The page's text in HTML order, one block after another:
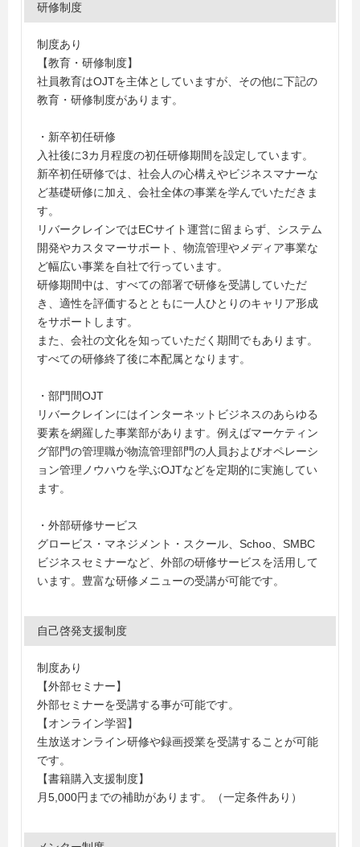
研修制度
制度あり
【教育・研修制度】
社員教育はOJTを主体としていますが、その他に下記の
教育・研修制度があります。
・新卒初任研修
入社後に3カ月程度の初任研修期間を設定しています。
新卒初任研修では、社会人の心構えやビジネスマナーな
ど基礎研修に加え、会社全体の事業を学んでいただきま
す。
リバークレインではECサイト運営に留まらず、システム
開発やカスタマーサポート、物流管理やメディア事業な
ど幅広い事業を自社で行っています。
研修期間中は、すべての部署で研修を受講していただ
き、適性を評価するとともに一人ひとりのキャリア形成
をサポートします。
また、会社の文化を知っていただく期間でもあります。
すべての研修終了後に本配属となります。
・部門間OJT
リバークレインにはインターネットビジネスのあらゆる
要素を網羅した事業部があります。例えばマーケティン
グ部門の管理職が物流管理部門の人員およびオペレーシ
ョン管理ノウハウを学ぶOJTなどを定期的に実施してい
ます。
・外部研修サービス
グロービス・マネジメント・スクール、Schoo、SMBC
ビジネスセミナーなど、外部の研修サービスを活用して
います。豊富な研修メニューの受講が可能です。
自己啓発支援制度
制度あり
【外部セミナー】
外部セミナーを受講する事が可能です。
【オンライン学習】
生放送オンライン研修や録画授業を受講することが可能
です。
【書籍購入支援制度】
月5,000円までの補助があります。（一定条件あり）